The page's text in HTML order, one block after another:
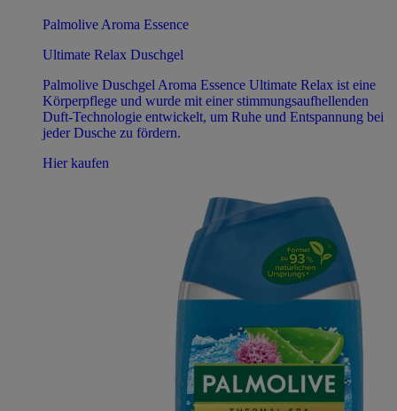
Palmolive Aroma Essence
Ultimate Relax Duschgel
Palmolive Duschgel Aroma Essence Ultimate Relax ist eine
Körperpflege und wurde mit einer stimmungsaufhellenden
Duft-Technologie entwickelt, um Ruhe und Entspannung bei
jeder Dusche zu fördern.
Hier kaufen